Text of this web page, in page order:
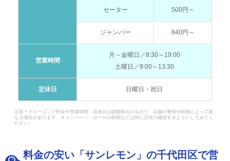
セーター 500円～
ジャンパー 840円～
営業時間
月～金曜日／8:30～19:00
土曜日／9:00～13:30
定休日 日曜日・祝日
注意＊クリーニング料金や営業時間・店休日は調査時点のもので、店舗の事情や時期によって異
なる場合があります。キャンペーン・セールの時期などは特に店頭で確認するようにしてみてく
ださい。
料金の安い「サンレモン」の千代田区で営